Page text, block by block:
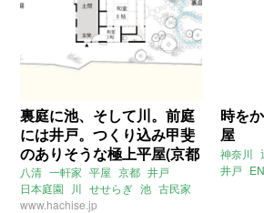
裏庭に池、そして川。前庭
には井戸。つくり込み甲斐
のありそうな極上平屋(京都
市左京区105ｍ² の売買物
件)
八清 一軒家 平屋 京都 井戸
日本庭園
川 せせらぎ 池 古民家
家庭菜園 土間
www.hachise.jp
時を
屋
神奈川
井戸